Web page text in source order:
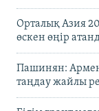
Орталық Азия
өскен өңір
Пашинян:
таңдау жайлы